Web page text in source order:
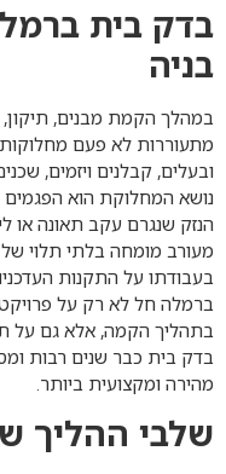
בדק בית
בניה
במהלך הקמת מבנים,
מתעוררות לא פעם מחלוקות
ובעלים, קבלנים ויזמים,
נושא המחלוקת הוא
הנזק שנגרם עקב תאונה או
מעורב מומחה בלתי תלוי
בעבודתו על התקנות
ברמלה חל לא רק על
בתהליך הקמה, אלא גם על
בדק בית כבר שנים רבות
מהירה ומקצועית ביותר.
שלבי ההליך